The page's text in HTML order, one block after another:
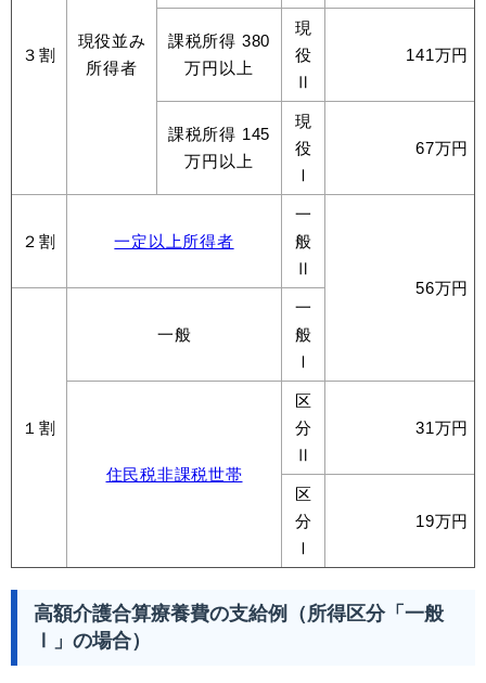
３割
現役並み
所得者
課税所得 380
万円以上
現
役
Ⅱ
141万円
課税所得 145
万円以上
現
役
Ⅰ
67万円
２割 一定以上所得者
一
般
Ⅱ
56万円
１割
一般
一
般
Ⅰ
住民税非課税世帯
区
分
Ⅱ
31万円
区
分
Ⅰ
19万円
高額介護合算療養費の支給例（所得区分「一般
Ⅰ」の場合）